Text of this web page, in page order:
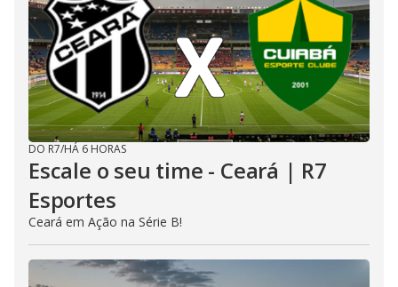
DO R7/HÁ 6 HORAS
Escale o seu time - Ceará | R7
Esportes
Ceará em Ação na Série B!